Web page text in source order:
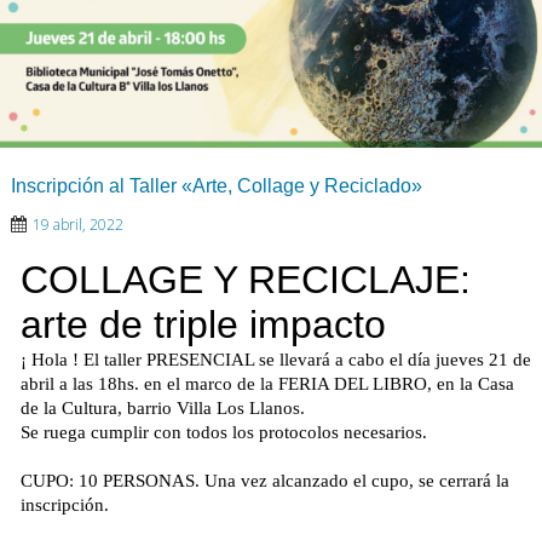
Inscripción al Taller «Arte, Collage y Reciclado»
19 abril, 2022